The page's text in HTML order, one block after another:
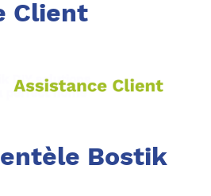
Client
Bostik